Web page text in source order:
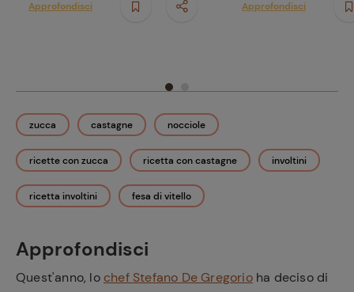
zucca castagne nocciole
ricette con zucca ricetta con castagne involtini
ricetta involtini fesa di vitello
Approfondisci
Quest'anno, lo chef Stefano De Gregorioha deciso di
Approfondisci Approfondisci
preferite